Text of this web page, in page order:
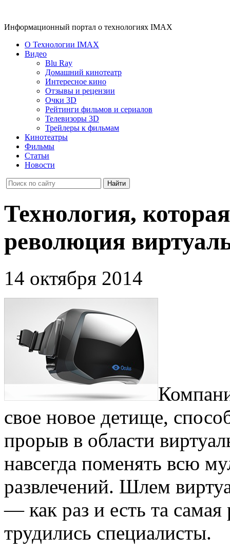
Информационный портал о технологиях IMAX
О Технологии IMAX
Видео
Blu Ray
Домашний кинотеатр
Интересное кино
Отзывы и рецензии
Очки 3D
Рейтинги фильмов и сериалов
Телевизоры 3D
Трейлеры к фильмам
Кинотеатры
Фильмы
Статьи
Новости
Технология,
революция
14 октября 2014
свое новое детище,
прорыв в области
навсегда поменять всю
развлечений. Шлем
— как раз и есть та самая
трудились специалисты.